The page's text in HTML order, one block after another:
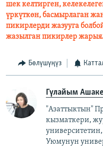
шек келтирген,
үркүткөн, басмырлаган
пикирлерди жазууга
жазылган пикирлер
Бөлүшүңүз
Гүлайым
"Азаттыктын"
кызматкери,
университетин,
Уюмунун